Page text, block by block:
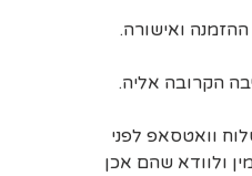
הקרובה אליה.
וואטסאפ לפני
ולוודא שהם אכן